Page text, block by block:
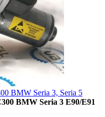
BMW Seria 3, Seria 5
BMW Seria 3 E90/E91